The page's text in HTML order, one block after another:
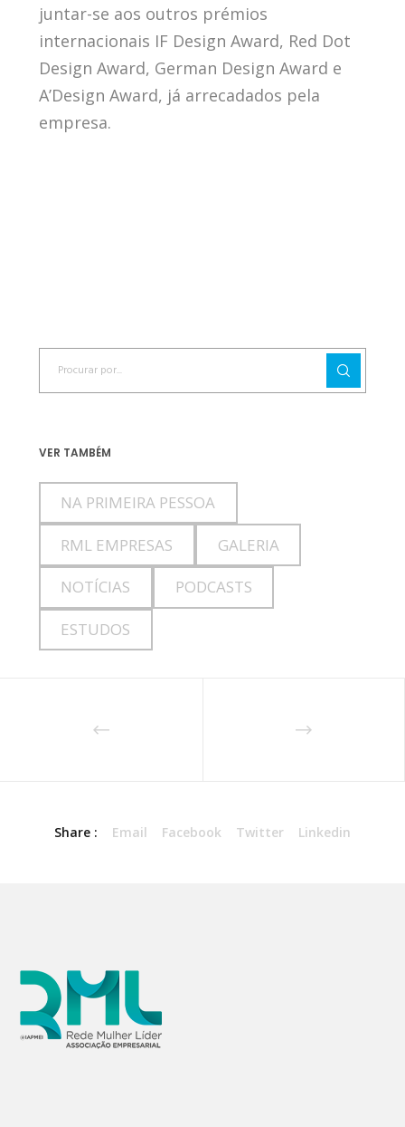
juntar-se aos outros prémios
internacionais IF Design Award, Red Dot
Design Award, German Design Award e
A’Design Award, já arrecadados pela
empresa.
VER TAMBÉM
NA PRIMEIRA PESSOA
RML EMPRESAS GALERIA
NOTÍCIAS PODCASTS
ESTUDOS
Share : Email Facebook Twitter Linkedin